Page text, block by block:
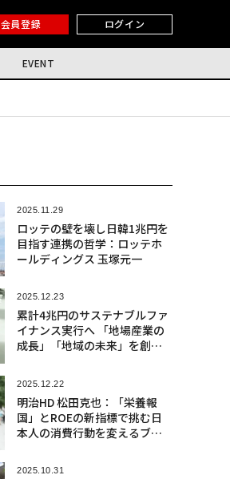
会員登録 ログイン
EVENT
2025.11.29
ロッテの壁を壊し日韓1兆円を
目指す連携の哲学：ロッテホ
ールディングス 玉塚元一
2025.12.23
累計4兆円のサステナブルファ
イナンス実行へ 「地場産業の
成長」「地域の未来」を創
2025.12.22
明治HD 松田克也：「栄養報
国」とROEの新指標で挑む日
本人の消費行動を変えるブラ
2025.10.31